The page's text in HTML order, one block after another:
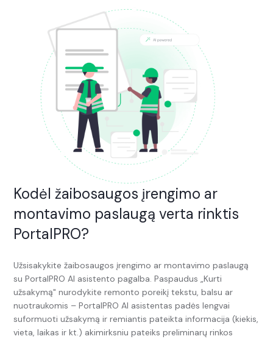
Kodėl žaibosaugos įrengimo ar
montavimo paslaugą verta rinktis
PortalPRO?
Užsisakykite žaibosaugos įrengimo ar montavimo paslaugą
su PortalPRO AI asistento pagalba. Paspaudus „Kurti
užsakymą" nurodykite remonto poreikį tekstu, balsu ar
nuotraukomis – PortalPRO AI asistentas padės lengvai
suformuoti užsakymą ir remiantis pateikta informacija (kiekis,
vieta, laikas ir kt.) akimirksniu pateiks preliminarų rinkos